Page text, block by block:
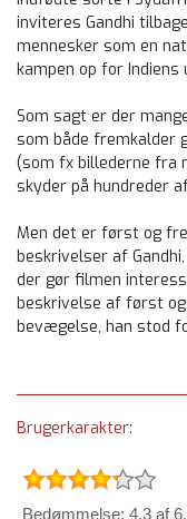
inviteres Gandhi
mennesker som en
kampen op for
Som sagt er der
som både fremkalder
(som fx billederne fra
skyder på hundreder
Men det er først og
beskrivelser af
der gør filmen
beskrivelse af først
bevægelse, han stod
Brugerkarakter:
Bedømmelse: 4.3 af